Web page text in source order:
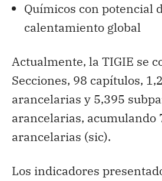
Químicos con potencial
calentamiento global
Actualmente, la TIGIE se
Secciones, 98 capítulos,
arancelarias y 5,395
arancelarias, acumulando
arancelarias (sic).
Los indicadores